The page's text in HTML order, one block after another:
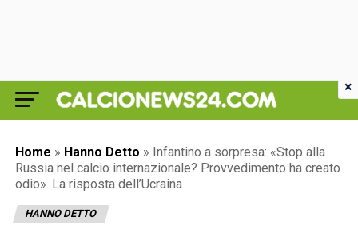
Home » Hanno Detto » Infantino a sorpresa: «Stop alla
Russia nel calcio internazionale? Provvedimento ha creato
odio». La risposta dell’Ucraina
HANNO DETTO
×